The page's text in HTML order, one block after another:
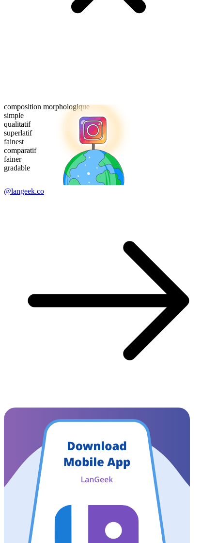
composition morphologique
simple
qualitatif
superlatif
fainest
comparatif
fainer
gradable
@langeek.co